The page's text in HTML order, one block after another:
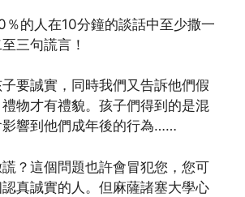
％的人在10分鐘的談話中至少撒一
三句謊言！
要誠實，同時我們又告訴他們假
物才有禮貌。孩子們得到的是混
響到他們成年後的行為……
？這個問題也許會冒犯您，您可
真誠實的人。但麻薩諸塞大學心